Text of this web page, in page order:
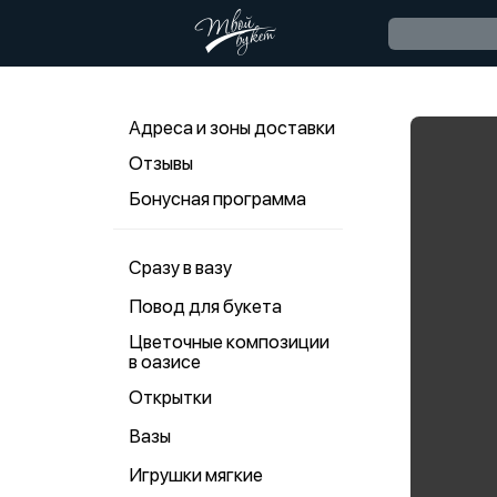
Адреса и зоны доставки
Отзывы
Бонусная программа
Сразу в вазу
Повод для букета
Цветочные композиции
в оазисе
Открытки
Вазы
Игрушки мягкие